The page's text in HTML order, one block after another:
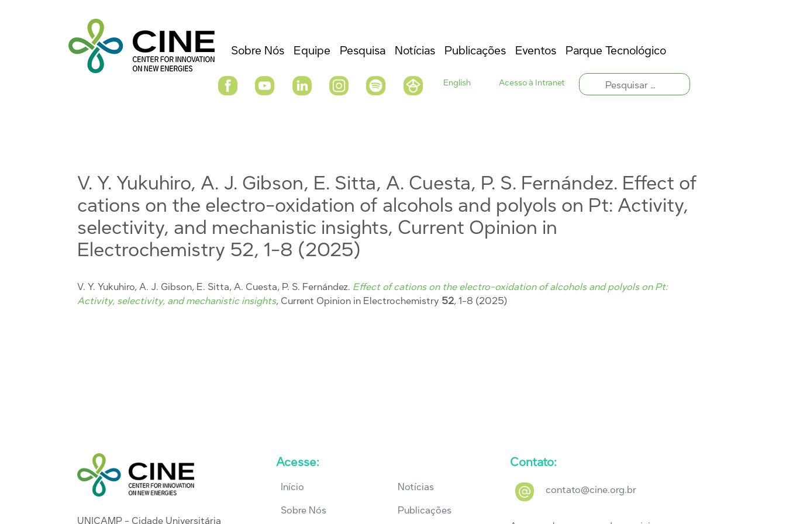
Sobre Nós Equipe Pesquisa Notícias Publicações Eventos Parque Tecnológico
English Acesso à Intranet
V. Y. Yukuhiro, A. J. Gibson, E. Sitta, A. Cuesta, P. S. Fernández. Effect of
cations on the electro-oxidation of alcohols and polyols on Pt: Activity,
selectivity, and mechanistic insights, Current Opinion in
Electrochemistry 52, 1-8 (2025)
V. Y. Yukuhiro, A. J. Gibson, E. Sitta, A. Cuesta, P. S. Fernández. Effect of cations on the electro-oxidation of alcohols and polyols on Pt:
Activity, selectivity, and mechanistic insights, Current Opinion in Electrochemistry 52, 1-8 (2025)
UNICAMP - Cidade Universitária
Acesse:
Início
Sobre Nós
Notícias
Publicações
Contato:
contato@cine.org.br